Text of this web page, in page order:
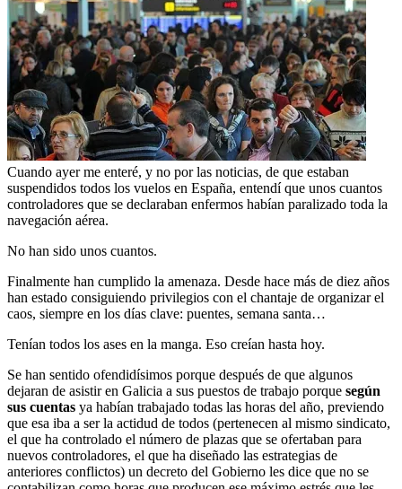
Cuando ayer me enteré, y no por las noticias, de que estaban
suspendidos todos los vuelos en España, entendí que unos cuantos
controladores que se declaraban enfermos habían paralizado toda la
navegación aérea.
No han sido unos cuantos.
Finalmente han cumplido la amenaza. Desde hace más de diez años
han estado consiguiendo privilegios con el chantaje de organizar el
caos, siempre en los días clave: puentes, semana santa…
Tenían todos los ases en la manga. Eso creían hasta hoy.
Se han sentido ofendidísimos porque después de que algunos
dejaran de asistir en Galicia a sus puestos de trabajo porque según
sus cuentas ya habían trabajado todas las horas del año, previendo
que esa iba a ser la actidud de todos (pertenecen al mismo sindicato,
el que ha controlado el número de plazas que se ofertaban para
nuevos controladores, el que ha diseñado las estrategias de
anteriores conflictos) un decreto del Gobierno les dice que no se